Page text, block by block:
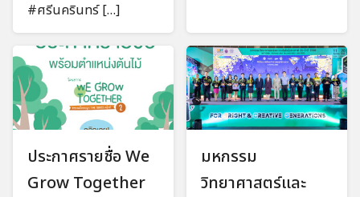
#ศรีนครินทร์ […]
ประกาศรายชื่อ We
Grow Together
มหกรรม
วิทยาศาสตร์และ